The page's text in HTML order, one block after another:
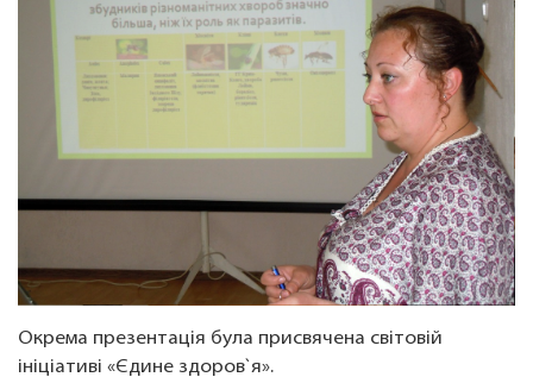
Окрема презентація була присвячена світовій
ініціативі «Єдине здоров`я».